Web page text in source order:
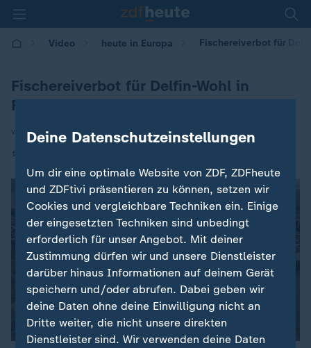
Video heute in Europa Fischereiverbot für
Fischereiverbot für Delfin-Wohl in
Frankreich
von Anna Warsberg
19.02.2025 | 16:00
Deine Datenschutzeinstellungen
Um dir eine optimale Website von ZDF, ZDFheute
und ZDFtivi präsentieren zu können, setzen wir
Cookies und vergleichbare Techniken ein. Einige
der eingesetzten Techniken sind unbedingt
erforderlich für unser Angebot. Mit deiner
Zustimmung dürfen wir und unsere Dienstleister
darüber hinaus Informationen auf deinem Gerät
speichern und/oder abrufen. Dabei geben wir
deine Daten ohne deine Einwilligung nicht an
Dritte weiter, die nicht unsere direkten
Dienstleister sind. Wir verwenden deine Daten